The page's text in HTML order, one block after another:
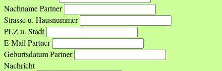
Nachname Partner
Strasse u. Hausnummer
PLZ u. Stadt
E-Mail Partner
Geburtsdatum Partner
Nachricht